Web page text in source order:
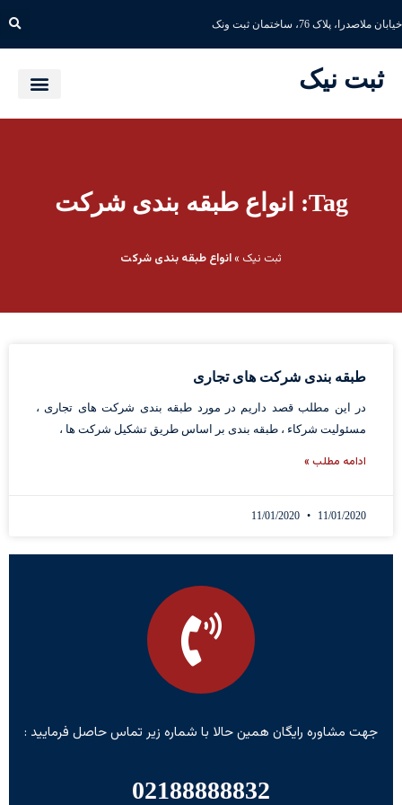
خیابان ملاصدرا، پلاک 76، ساختمان ثبت ونک
ثبت نیک
Tag: انواع طبقه بندی شرکت
ثبت نیک »انواع طبقه بندی شرکت
طبقه بندی شرکت های تجاری
در این مطلب قصد داریم در مورد طبقه بندی شرکت های تجاری ،
مسئولیت شرکاء ، طبقه بندی بر اساس طریق تشکیل شرکت ها ،
ادامه مطلب »
11/01/2020
جهت مشاوره رایگان همین حالا با شماره زیر تماس حاصل فرمایید :
02188888832